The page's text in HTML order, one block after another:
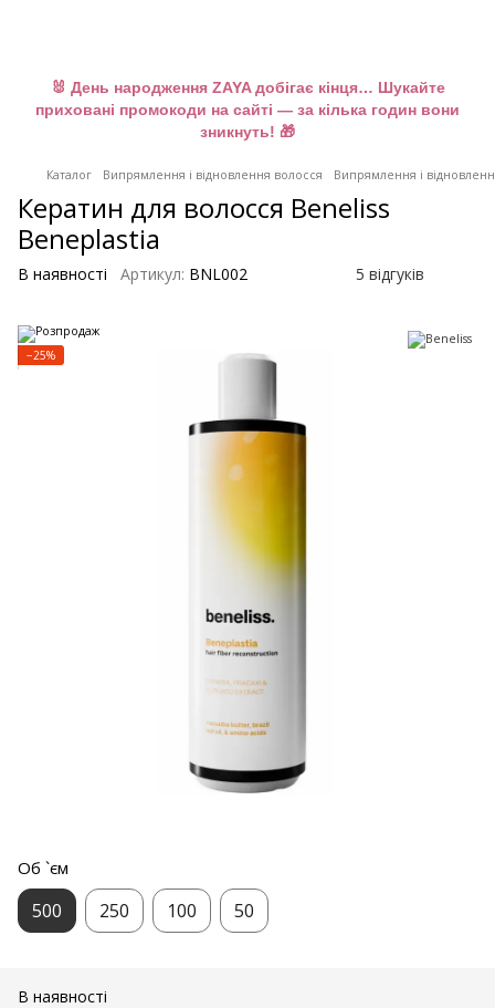
🐰 День народження ZAYA добігає кінця… Шукайте
приховані промокоди на сайті — за кілька годин вони
зникнуть! 🎁
Каталог Випрямлення і відновлення волосся Випрямлення і
Кератин для волосся Beneliss
Beneplastia
В наявності Артикул: BNL002 5 відгуків
−25%
Об `єм
500 250 100 50
В наявності